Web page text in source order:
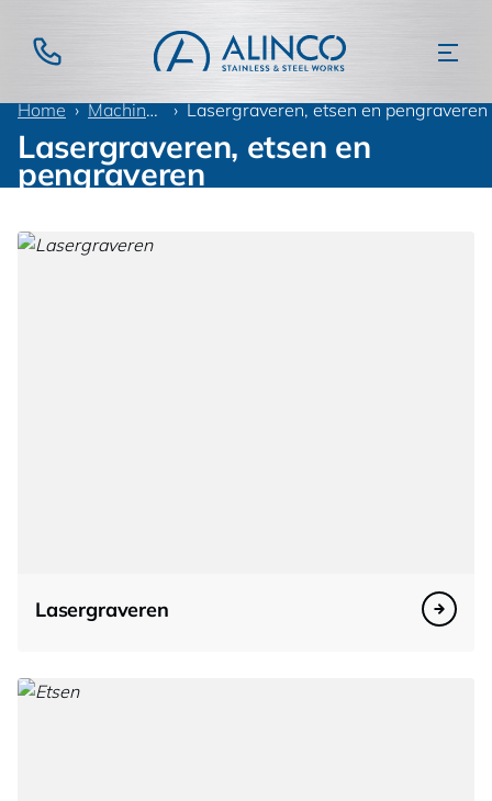
Home Machinepark Lasergraveren, etsen en pengraveren
Lasergraveren, etsen en
pengraveren
Lasergraveren